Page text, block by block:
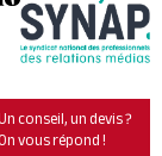
conseil, un devis ?
vous répond !